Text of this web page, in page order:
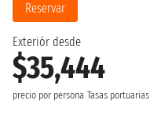
Exteriór desde
$35,444
precio por persona Tasas portuarias
Reservar